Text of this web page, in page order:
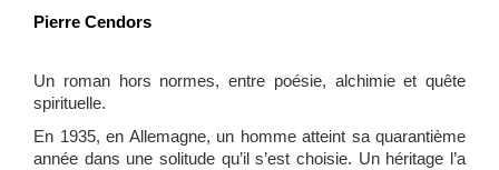
Pierre Cendors
Un roman hors normes, entre poésie, alchimie et quête
spirituelle.
En 1935, en Allemagne, un homme atteint sa quarantième
année dans une solitude qu’il s’est choisie. Un héritage l’a